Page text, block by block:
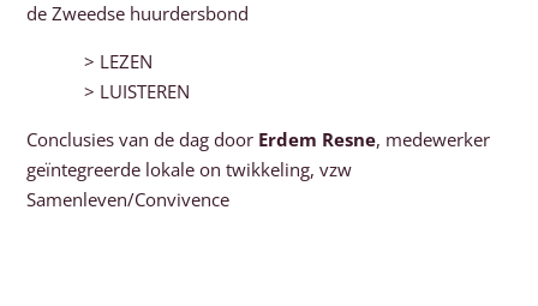
de Zweedse huurdersbond
> LEZEN
> LUISTEREN
Conclusies van de dag door Erdem Resne, medewerker
geïntegreerde lokale on twikkeling, vzw
Samenleven/Convivence